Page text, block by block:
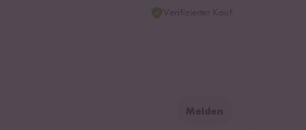
Melden